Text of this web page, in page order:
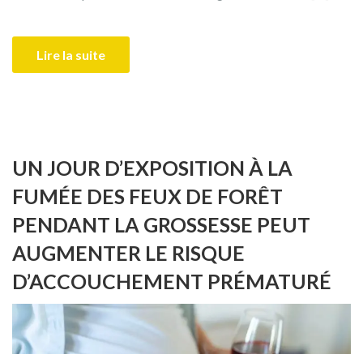
Lire la suite
UN JOUR D’EXPOSITION À LA
FUMÉE DES FEUX DE FORÊT
PENDANT LA GROSSESSE PEUT
AUGMENTER LE RISQUE
D’ACCOUCHEMENT PRÉMATURÉ